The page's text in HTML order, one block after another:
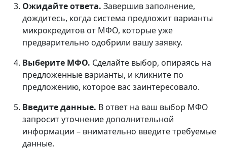
Ожидайте ответа. Завершив заполнение,
дождитесь, когда система предложит варианты
микрокредитов от МФО, которые уже
предварительно одобрили вашу заявку.
Выберите МФО. Сделайте выбор, опираясь на
предложенные варианты, и кликните по
предложению, которое вас заинтересовало.
Введите данные. В ответ на ваш выбор МФО
запросит уточнение дополнительной
информации – внимательно введите требуемые
данные.